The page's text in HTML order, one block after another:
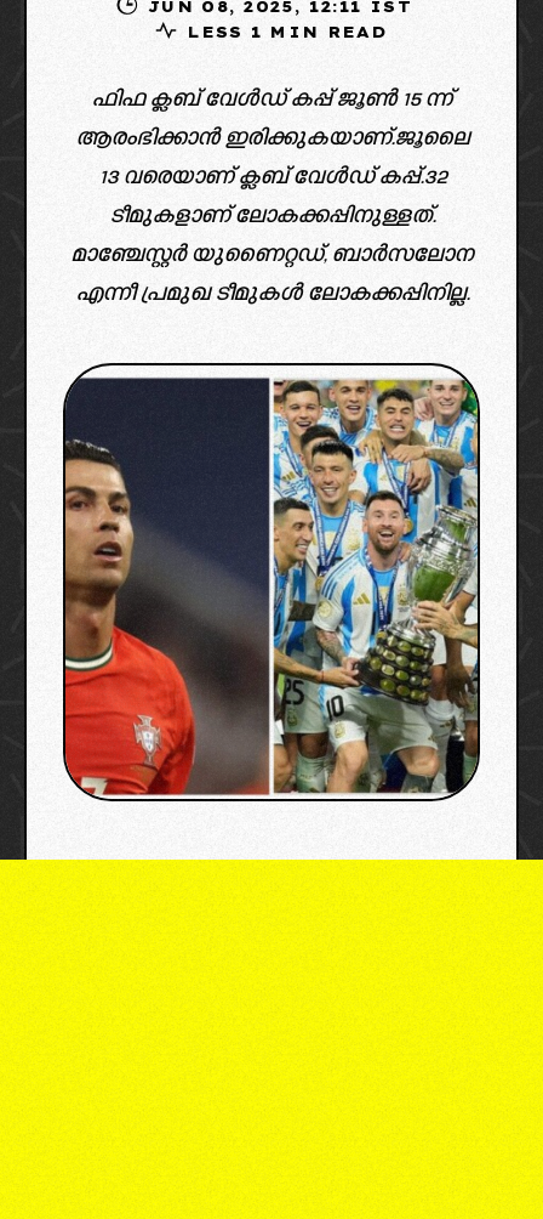
JUN 08, 2025, 12:11 IST
LESS 1 MIN READ
ഫിഫ ക്ലബ്‌ വേൾഡ് കപ്പ്‌ ജൂൺ 15 ന്ന്
ആരംഭിക്കാൻ ഇരിക്കുകയാണ്.ജൂലൈ
13 വരെയാണ് ക്ലബ്‌ വേൾഡ് കപ്പ്.32
ടീമുകളാണ് ലോകക്കപ്പിനുള്ളത്.
മാഞ്ചേസ്റ്റർ യുണൈറ്റഡ്, ബാർസലോന
എന്നീ പ്രമുഖ ടീമുകൾ ലോകക്കപ്പിനില്ല.
{"remix_data":
[],"remix_entry_point":"challenges","source_tags":
["local"],"origin":"unknown","total_draw_time":0,"tota
l_draw_actions":0,"layers_used":0,"brushes_used":0,"
photos_added":0,"total_editor_actions":
{},"tools_used":
{},"is_sticker":false,"edited_since_last_sticker_save":
false,"containsFTESticker":false}